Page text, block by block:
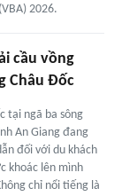
2026.
cầu vồng
Châu Đốc
tại ngã ba sông
An Giang đang
đối với du khách
khoác lên mình
chỉ nổi tiếng là